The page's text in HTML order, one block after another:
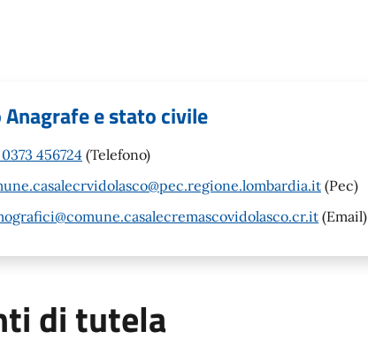
e stato civile
456724(Telefono)
(Pec)
(Email)
di tutela